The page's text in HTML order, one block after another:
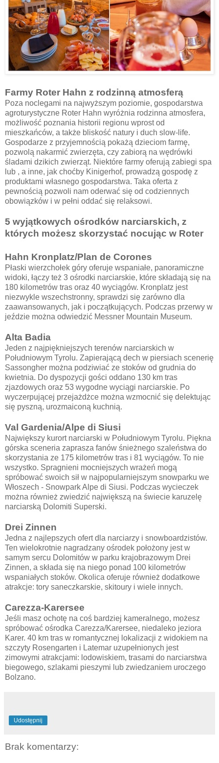
Farmy Roter Hahn z rodzinną atmosferą
Poza noclegami na najwyższym poziomie, gospodarstwa
agroturystyczne Roter Hahn wyróżnia rodzinna atmosfera,
możliwość poznania historii regionu wprost od
mieszkańców, a także bliskość natury i duch slow-life.
Gospodarze z przyjemnością pokażą dzieciom farmę,
pozwolą nakarmić zwierzęta, czy zabiorą na wędrówki
śladami dzikich zwierząt. Niektóre farmy oferują zabiegi spa
lub , a inne, jak choćby Kinigerhof, prowadzą gospodę z
produktami własnego gospodarstwa. Taka oferta z
pewnością pozwoli nam oderwać się od codziennych
obowiązków i w pełni oddać się relaksowi.
5 wyjątkowych ośrodków narciarskich, z
których możesz skorzystać nocując w Roter
Hahn Kronplatz/Plan de Corones
Płaski wierzchołek góry oferuje wspaniałe, panoramiczne
widoki, łączy też 3 ośrodki narciarskie, które składają się na
180 kilometrów tras oraz 40 wyciągów. Kronplatz jest
niezwykle wszechstronny, sprawdzi się zarówno dla
zaawansowanych, jak i początkujących. Podczas przerwy w
jeździe można odwiedzić Messner Mountain Museum.
Alta Badia
Jeden z najpiękniejszych terenów narciarskich w
Południowym Tyrolu. Zapierającą dech w piersiach scenerię
Sassongher można podziwiać ze stoków od grudnia do
kwietnia. Do dyspozycji gości oddano 130 km tras
zjazdowych oraz 53 wygodne wyciągi narciarskie. Po
wyczerpującej przejażdżce można wzmocnić się delektując
się pyszną, urozmaiconą kuchnią.
Val Gardenia/Alpe di Siusi
Największy kurort narciarski w Południowym Tyrolu. Piękna
górska sceneria zaprasza fanów śnieżnego szaleństwa do
skorzystania ze 175 kilometrów tras i 81 wyciągów. To nie
wszystko. Spragnieni mocniejszych wrażeń mogą
spróbować swoich sił w najpopularniejszym snowparku we
Włoszech - Snowpark Alpe di Siusi. Podczas wycieczek
można również zwiedzić największą na świecie karuzelę
narciarską Dolomiti Superski.
Drei Zinnen
Jedna z najlepszych ofert dla narciarzy i snowboardzistów.
Ten wielokrotnie nagradzany ośrodek położony jest w
samym sercu Dolomitów w parku krajobrazowym Drei
Zinnen, a składa się na niego ponad 100 kilometrów
wspaniałych stoków. Okolica oferuje również dodatkowe
atrakcje: tory saneczkarskie, skitoury i wiele innych.
Carezza-Karersee
Jeśli masz ochotę na coś bardziej kameralnego, możesz
spróbować ośrodka Carezza/Karersee, niedaleko jeziora
Karer. 40 km tras w romantycznej lokalizacji z widokiem na
szczyty Rosengarten i Latemar uzupełnionych jest
zimowymi atrakcjami: lodowiskiem, trasami do narciarstwa
biegowego, szlakami pieszymi lub zwiedzaniem uroczego
Bolzano.
Udostępnij
Brak komentarzy: